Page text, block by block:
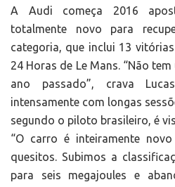
A Audi começa 2016
totalmente novo para
categoria, que inclui 13
24 Horas de Le Mans. “Não
ano passado”, crava
intensamente com longas
segundo o piloto brasileiro, é
“O carro é inteiramente
quesitos. Subimos a
para seis megajoules e